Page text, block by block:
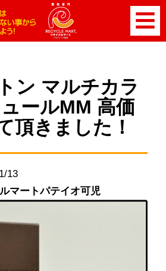
ン マルチカラ
ールMM 高価
頂きました！
13
マートパテイオ可児